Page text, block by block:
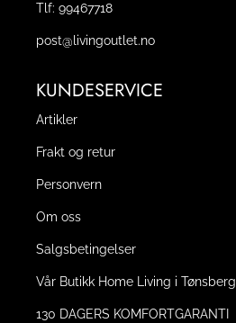
Tlf: 99467718
post@livingoutlet.no
KUNDESERVICE
Artikler
Frakt og retur
Personvern
Om oss
Salgsbetingelser
Vår Butikk Home Living i Tønsberg
130 DAGERS KOMFORTGARANTI